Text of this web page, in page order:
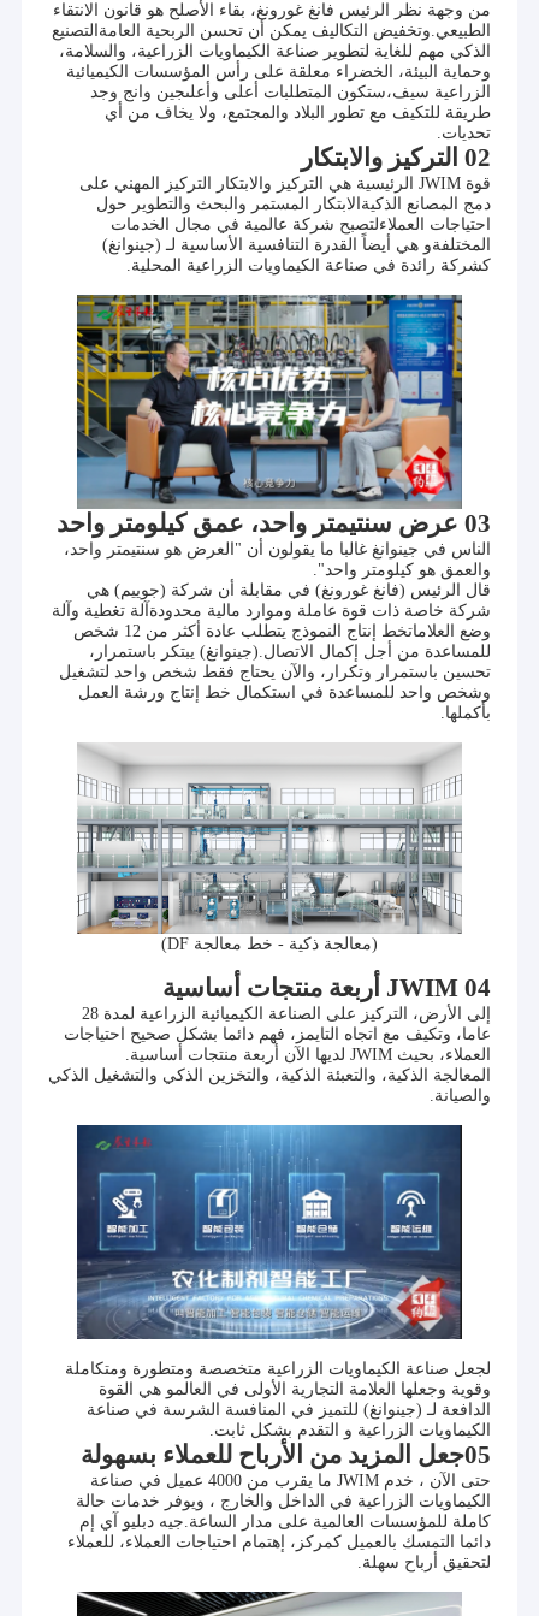
الصفحة الرئيسية
منتجات
من وجهة نظر الرئيس فانغ غورونغ، بقاء الأصلح هو قانون الانتقاء
الطبيعي.وتخفيض التكاليف يمكن أن تحسن الربحية العامةالتصنيع
الذكي مهم للغاية لتطوير صناعة الكيماويات الزراعية، والسلامة،
وحماية البيئة، الخضراء معلقة على رأس المؤسسات الكيميائية
الزراعية سيف،ستكون المتطلبات أعلى وأعلىجين وانج وجد
طريقة للتكيف مع تطور البلاد والمجتمع، ولا يخاف من أي
تحديات.
02 التركيز والابتكار
قوة JWIM الرئيسية هي التركيز والابتكار التركيز المهني على
دمج المصانع الذكيةالابتكار المستمر والبحث والتطوير حول
احتياجات العملاءلتصبح شركة عالمية في مجال الخدمات
المختلفةو هي أيضاً القدرة التنافسية الأساسية لـ (جينوانغ)
كشركة رائدة في صناعة الكيماويات الزراعية المحلية.
03 عرض سنتيمتر واحد، عمق كيلومتر واحد
الناس في جينوانغ غالبا ما يقولون أن "العرض هو سنتيمتر واحد،
والعمق هو كيلومتر واحد".
قال الرئيس (فانغ غورونغ) في مقابلة أن شركة (جوييم) هي
شركة خاصة ذات قوة عاملة وموارد مالية محدودةآلة تغطية وآلة
وضع العلاماتخط إنتاج النموذج يتطلب عادة أكثر من 12 شخص
للمساعدة من أجل إكمال الاتصال.(جينوانغ) يبتكر باستمرار،
تحسين باستمرار وتكرار، والآن يحتاج فقط شخص واحد لتشغيل
وشخص واحد للمساعدة في استكمال خط إنتاج ورشة العمل
بأكملها.
(معالجة ذكية - خط معالجة DF)
04 JWIM أربعة منتجات أساسية
إلى الأرض، التركيز على الصناعة الكيميائية الزراعية لمدة 28
عاما، وتكيف مع اتجاه التايمز، فهم دائما بشكل صحيح احتياجات
العملاء، بحيث JWIM لديها الآن أربعة منتجات أساسية.
المعالجة الذكية، والتعبئة الذكية، والتخزين الذكي والتشغيل الذكي
والصيانة.
لجعل صناعة الكيماويات الزراعية متخصصة ومتطورة ومتكاملة
وقوية وجعلها العلامة التجارية الأولى في العالمو هي القوة
الدافعة لـ (جينوانغ) للتميز في المنافسة الشرسة في صناعة
الكيماويات الزراعية و التقدم بشكل ثابت.
05جعل المزيد من الأرباح للعملاء بسهولة
حتى الآن ، خدم JWIM ما يقرب من 4000 عميل في صناعة
الكيماويات الزراعية في الداخل والخارج ، ويوفر خدمات حالة
كاملة للمؤسسات العالمية على مدار الساعة.جيه دبليو آي إم
دائما التمسك بالعميل كمركز، إهتمام احتياجات العملاء، للعملاء
لتحقيق أرباح سهلة.
ملف شركة جيانغسو لشركة جيانغسو جينوانغ للعلوم والتكنولوجيا الذكية
المحدودة.
تأسست شركة جيانغسو جينوانغ للعلوم والتكنولوجيا الذكية المحدودة
(JWIM) في عام 2005، وهي مؤسسة ذات تقنية عالية متخصصة في